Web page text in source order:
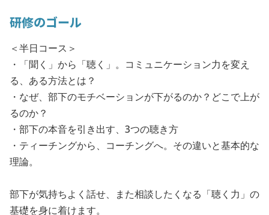
研修のゴール
＜半日コース＞
・「聞く」から「聴く」。コミュニケーション力を変え
る、ある方法とは？
・なぜ、部下のモチベーションが下がるのか？どこで上が
るのか？
・部下の本音を引き出す、3つの聴き方
・ティーチングから、コーチングへ。その違いと基本的な
理論。
部下が気持ちよく話せ、また相談したくなる「聴く力」の
基礎を身に着けます。